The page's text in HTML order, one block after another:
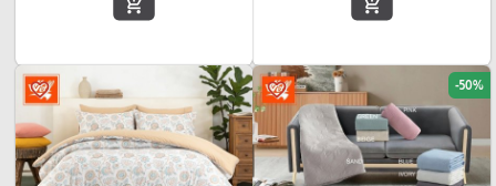
favorite_border -50%
favorite_border